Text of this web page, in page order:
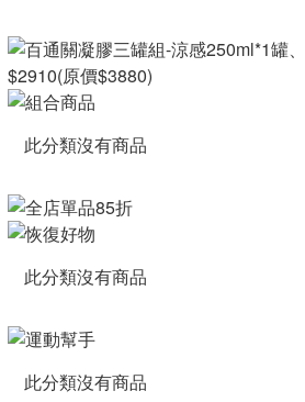
此分類沒有商品
此分類沒有商品
此分類沒有商品